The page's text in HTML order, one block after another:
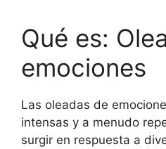
Qué es:
emociones
Las oleadas de
intensas y a menudo
surgir en respuesta a